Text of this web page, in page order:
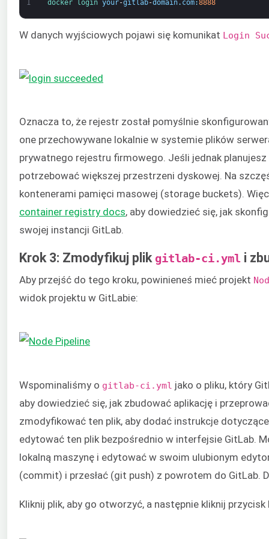
docker login your-gitlab-domain. com:8888
W danych wyjściowych pojawi się komunikat Login
Oznacza to, że rejestr został pomyślnie
one przechowywane lokalnie w systemie plików
prywatnego rejestru firmowego. Jeśli jednak
potrzebować większej przestrzeni dyskowej. Na
kontenerami pamięci masowej (storage buckets).
container registry docs, aby dowiedzieć się, jak
swojej instancji GitLab.
Krok 3: Zmodyfikuj plik gitlab-ci.yml i
Aby przejść do tego kroku, powinieneś mieć projekt
widok projektu w GitLabie:
Wspominaliśmy o gitlab-ci.yml jako o pliku, który
aby dowiedzieć się, jak zbudować aplikację i
zmodyfikować ten plik, aby dodać instrukcje
edytować ten plik bezpośrednio w interfejsie GitLab.
lokalną maszynę i edytować w swoim ulubionym
(commit) i przesłać (git push) z powrotem do GitLab.
Kliknij plik, aby go otworzyć, a następnie kliknij przycisk